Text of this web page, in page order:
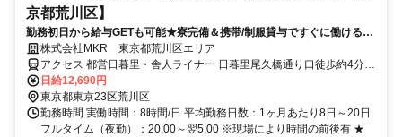
京都荒川区】
勤務初日から給与GETも可能★寮完備＆携帯/制服貸与ですぐに働ける♪
直行直帰OK！
株式会社MKR 東京都荒川区エリア
アクセス 都営日暮里・舎人ライナー 日暮里尾久橋通り口徒歩約4分、
都営日暮里・舎人ライナー 日暮里尾久橋通り口徒歩約4分、都営日暮
里・舎人ライナー 日暮里尾久橋通り口徒歩約4分 東京都荒川区エリア
(東尾久三丁目駅、町屋駅、町屋駅前駅、町屋二丁目駅)
日給12,690円
東京都東京23区荒川区
勤務時間 実働時間：8時間/日 平均勤務日数：1ヶ月あたり8日～20日
フルタイム（夜勤）：20:00～翌5:00 ※現場により時間の前後有 ★